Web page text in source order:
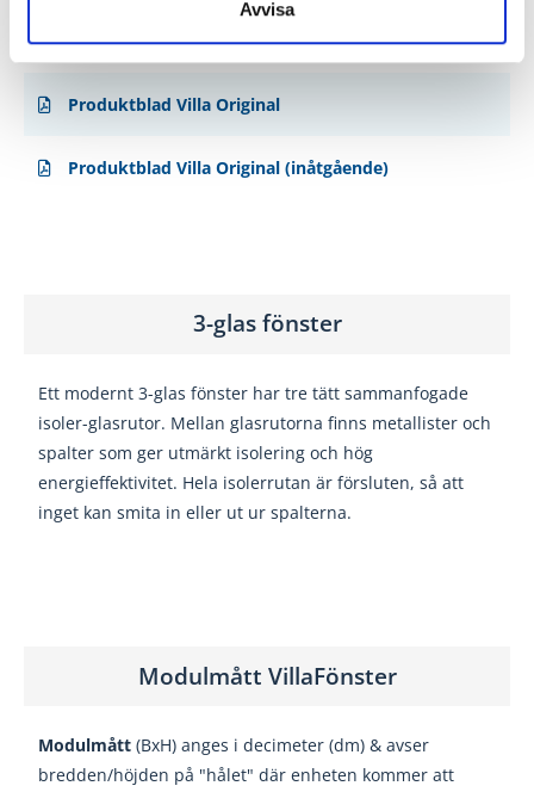
Avvisa
gånger. Detta resulterar ibranschens bästa finish!
Produktblad Villa Original
Produktblad Villa Original (inåtgående)
3-glas fönster
Ett modernt 3-glas fönster har tre tätt sammanfogade
isoler-glasrutor. Mellan glasrutorna finns metallister och
spalter som ger utmärkt isolering och hög
energieffektivitet. Hela isolerrutan är försluten, så att
inget kan smita in eller ut ur spalterna.
Modulmått VillaFönster
Modulmått (BxH) anges i decimeter (dm) & avser
bredden/höjden på "hålet" där enheten kommer att